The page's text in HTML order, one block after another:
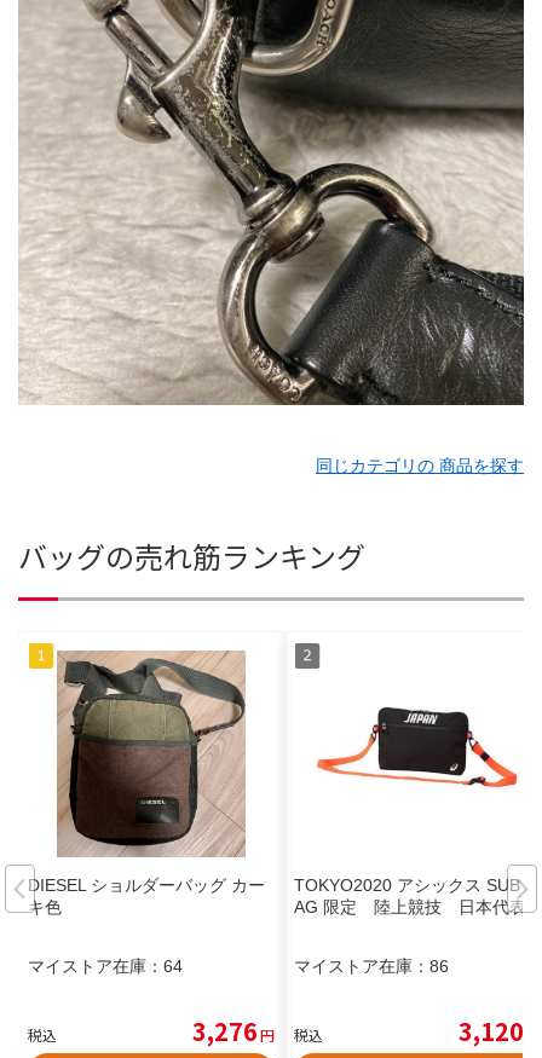
同じカテゴリの 商品を探す
バッグの売れ筋ランキング
DIESEL ショルダーバッグ カー
キ色
マイストア在庫： 64
税込 3,276円
TOKYO2020 アシックス SUB B
AG 限定 陸上競技 日本代表
マイストア在庫： 86
税込 3,120